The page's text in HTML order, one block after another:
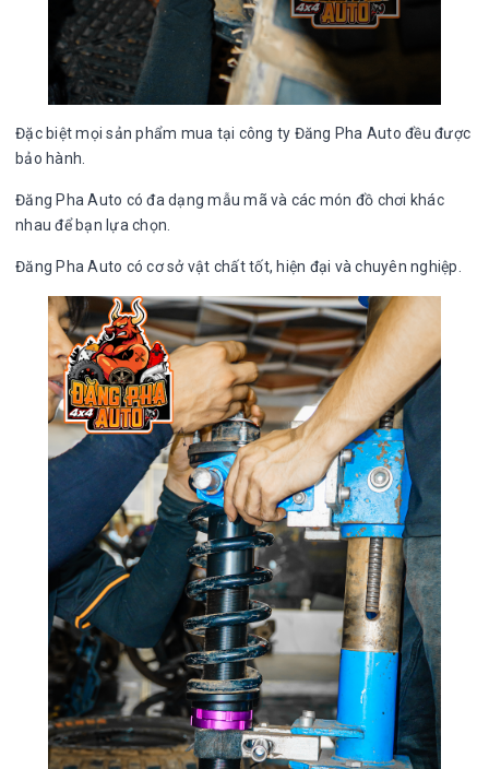
Đặc biệt mọi sản phẩm mua tại công ty Đăng Pha Auto đều được
bảo hành.
Đăng Pha Auto có đa dạng mẫu mã và các món đồ chơi khác
nhau để bạn lựa chọn.
Đăng Pha Auto có cơ sở vật chất tốt, hiện đại và chuyên nghiệp.